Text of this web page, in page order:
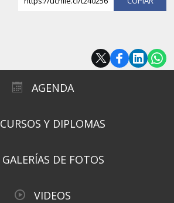
AGENDA
CURSOS Y DIPLOMAS
GALERÍAS DE FOTOS
VIDEOS